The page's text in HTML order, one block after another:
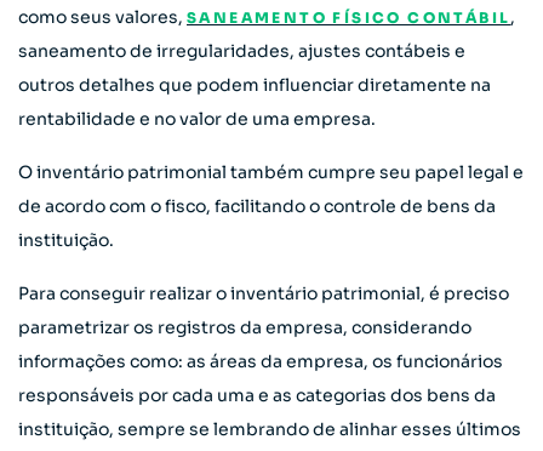
como seus valores, SANEAMENTO FÍSICO CONTÁBIL ,
saneamento de irregularidades, ajustes contábeis e
outros detalhes que podem influenciar diretamente na
rentabilidade e no valor de uma empresa.
O inventário patrimonial também cumpre seu papel legal e
de acordo com o fisco, facilitando o controle de bens da
instituição.
Para conseguir realizar o inventário patrimonial, é preciso
parametrizar os registros da empresa, considerando
informações como: as áreas da empresa, os funcionários
responsáveis por cada uma e as categorias dos bens da
instituição, sempre se lembrando de alinhar esses últimos